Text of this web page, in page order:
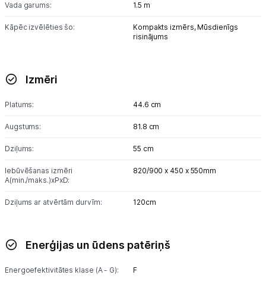
Vada garums: 1.5 m
Kāpēc izvēlēties šo: Kompakts izmērs, Mūsdienīgs
risinājums
Izmēri
Platums: 44.6 cm
Augstums: 81.8 cm
Dziļums: 55 cm
Iebūvēšanas izmēri
A(min./maks.)xPxD:
820/900 x 450 x 550mm
Dziļums ar atvērtām durvīm: 120cm
Enerģijas un ūdens patēriņš
Energoefektivitātes klase (A - G): F